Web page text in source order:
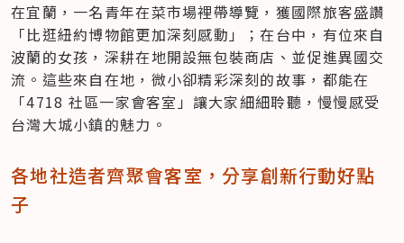
在宜蘭，一名青年在菜市場裡帶導覽，獲國際旅客盛讚
「比逛紐約博物館更加深刻感動」；在台中，有位來自
波蘭的女孩，深耕在地開設無包裝商店、並促進異國交
流。這些來自在地，微小卻精彩深刻的故事，都能在
「4718 社區一家會客室」讓大家細細聆聽，慢慢感受
台灣大城小鎮的魅力。
各地社造者齊聚會客室，分享創新行動好點
子